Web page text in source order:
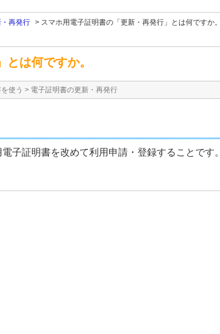
再発行 > スマホ用電子証明書の「更新・再発行」とは何ですか。
は何ですか。
使う > 電子証明書の更新・再発行
子証明書を改めて利用申請・登録することです。